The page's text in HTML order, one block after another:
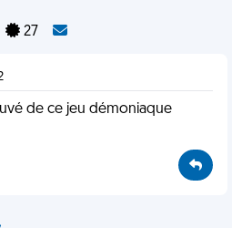
27
de ce jeu démoniaque